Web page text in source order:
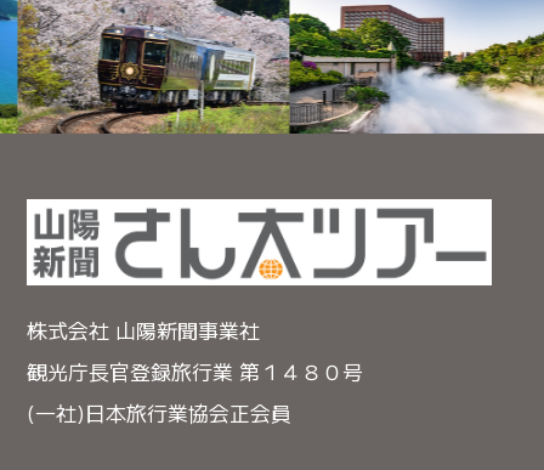
株式会社 山陽新聞事業社
観光庁長官登録旅行業 第１４８０号
(一社)日本旅行業協会正会員